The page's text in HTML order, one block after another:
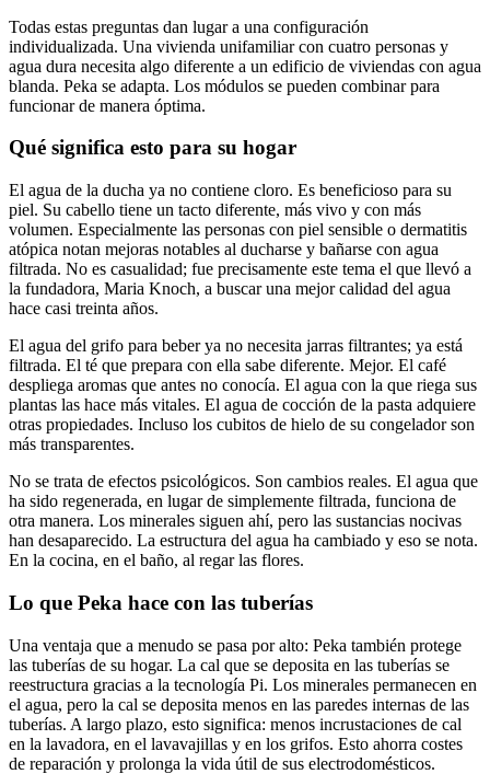
Todas estas preguntas dan lugar a una configuración
individualizada. Una vivienda unifamiliar con cuatro personas y
agua dura necesita algo diferente a un edificio de viviendas con agua
blanda. Peka se adapta. Los módulos se pueden combinar para
funcionar de manera óptima.
Qué significa esto para su hogar
El agua de la ducha ya no contiene cloro. Es beneficioso para su
piel. Su cabello tiene un tacto diferente, más vivo y con más
volumen. Especialmente las personas con piel sensible o dermatitis
atópica notan mejoras notables al ducharse y bañarse con agua
filtrada. No es casualidad; fue precisamente este tema el que llevó a
la fundadora, Maria Knoch, a buscar una mejor calidad del agua
hace casi treinta años.
El agua del grifo para beber ya no necesita jarras filtrantes; ya está
filtrada. El té que prepara con ella sabe diferente. Mejor. El café
despliega aromas que antes no conocía. El agua con la que riega sus
plantas las hace más vitales. El agua de cocción de la pasta adquiere
otras propiedades. Incluso los cubitos de hielo de su congelador son
más transparentes.
No se trata de efectos psicológicos. Son cambios reales. El agua que
ha sido regenerada, en lugar de simplemente filtrada, funciona de
otra manera. Los minerales siguen ahí, pero las sustancias nocivas
han desaparecido. La estructura del agua ha cambiado y eso se nota.
En la cocina, en el baño, al regar las flores.
Lo que Peka hace con las tuberías
Una ventaja que a menudo se pasa por alto: Peka también protege
las tuberías de su hogar. La cal que se deposita en las tuberías se
reestructura gracias a la tecnología Pi. Los minerales permanecen en
el agua, pero la cal se deposita menos en las paredes internas de las
tuberías. A largo plazo, esto significa: menos incrustaciones de cal
en la lavadora, en el lavavajillas y en los grifos. Esto ahorra costes
de reparación y prolonga la vida útil de sus electrodomésticos.